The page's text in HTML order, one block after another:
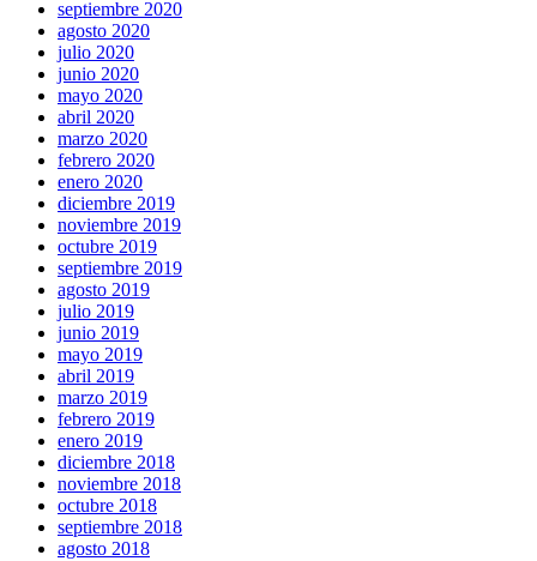
septiembre 2020
agosto 2020
julio 2020
junio 2020
mayo 2020
abril 2020
marzo 2020
febrero 2020
enero 2020
diciembre 2019
noviembre 2019
octubre 2019
septiembre 2019
agosto 2019
julio 2019
junio 2019
mayo 2019
abril 2019
marzo 2019
febrero 2019
enero 2019
diciembre 2018
noviembre 2018
octubre 2018
septiembre 2018
agosto 2018